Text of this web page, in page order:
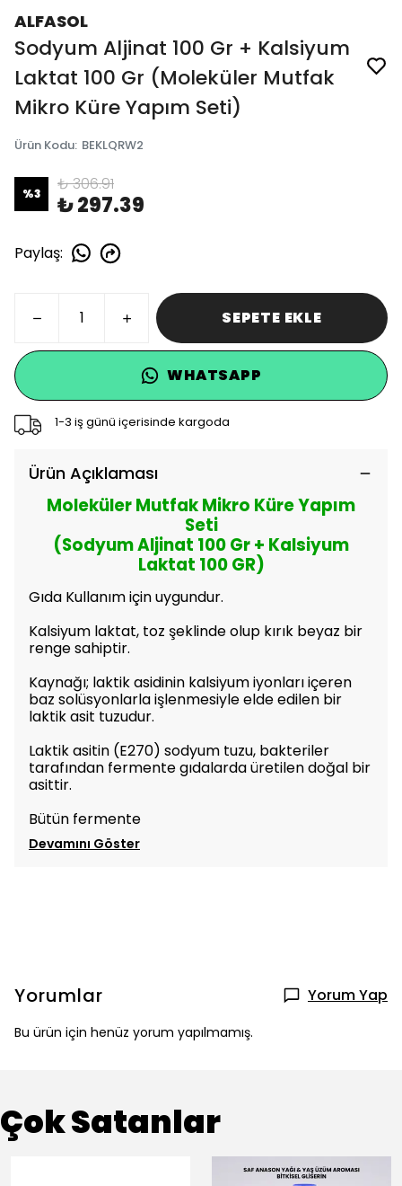
ALFASOL
Sodyum Aljinat 100 Gr + Kalsiyum
Laktat 100 Gr (Moleküler Mutfak
Mikro Küre Yapım Seti)
Ürün Kodu: BEKLQRW2
%3 ₺ 306.91
₺ 297.39
Paylaş:
SEPETE EKLE
WHATSAPP
1-3 iş günü içerisinde kargoda
Ürün Açıklaması
Moleküler Mutfak Mikro Küre Yapım
Seti
(Sodyum Aljinat 100 Gr + Kalsiyum
Laktat 100 GR)
Gıda Kullanım için uygundur.
Kalsiyum laktat, toz şeklinde olup kırık beyaz bir
renge sahiptir.
Kaynağı; laktik asidinin kalsiyum iyonları içeren
baz solüsyonlarla işlenmesiyle elde edilen bir
laktik asit tuzudur.
Laktik asitin (E270) sodyum tuzu, bakteriler
tarafından fermente gıdalarda üretilen doğal bir
asittir.
Bütün fermente
Devamını Göster
Yorumlar Yorum Yap
Bu ürün için henüz yorum yapılmamış.
Çok Satanlar